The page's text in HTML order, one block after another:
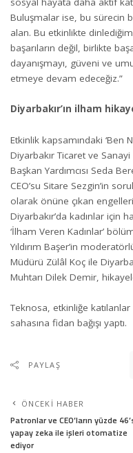
Buluşmalar ise, bu sürecin
alan. Bu etkinlikte
başarıların değil, birlikte
dayanışmayı, güveni ve
etmeye devam edeceğiz.”
Diyarbakır’ın ilham
Etkinlik kapsamındaki ‘Ben
Diyarbakır Ticaret ve
Başkan Yardımcısı Seda
CEO’su Sitare Sezgin’in
olarak önüne çıkan engelleri
Diyarbakır’da kadınlar için
‘İlham Veren Kadınlar’
Yıldırım Başer’in
Müdürü Zülâl Koç ile
Muhtarı Dilek Demir,
Teknosa, etkinliğe katılanlar
sahasına fidan bağışı yaptı.
PAYLAŞ
ÖNCEKI HABER
Patronlar ve CEO’ların yüzde
yapay zeka ile işleri otomatize
ediyor